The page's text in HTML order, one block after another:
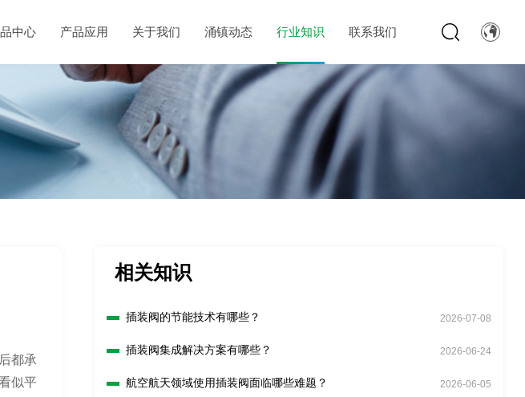
中心 产品应用 关于我们 涌镇动态 行业知识 联系我们
都承
似平
相关知识
插装阀的节能技术有哪些？ 2026-07-08
插装阀集成解决方案有哪些？ 2026-06-24
航空航天领域使用插装阀面临哪些难题？ 2026-06-05